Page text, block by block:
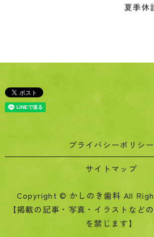
夏季休
プライバシーポリシー
サイトマップ
Copyright © かしのき歯科 All
【掲載の記事・写真・イラストなど
を禁じます】